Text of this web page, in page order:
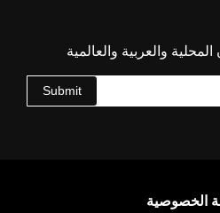
والعربية والعالمية
Submit
الخصوصية